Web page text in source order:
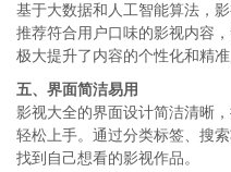
基于大数据和人工智能算法，
推荐符合用户口味的影视内容
极大提升了内容的个性化和精准
五、界面简洁易用
影视大全的界面设计简洁清晰
轻松上手。通过分类标签、搜
找到自己想看的影视作品。